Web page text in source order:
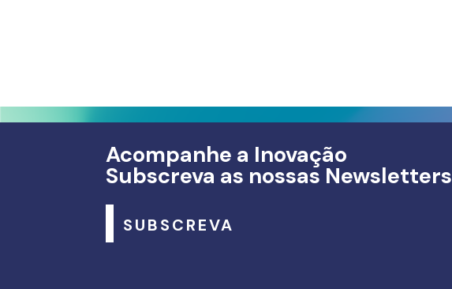
Acompanhe a Inovação
Subscreva as nossas Newsletters
SUBSCREVA